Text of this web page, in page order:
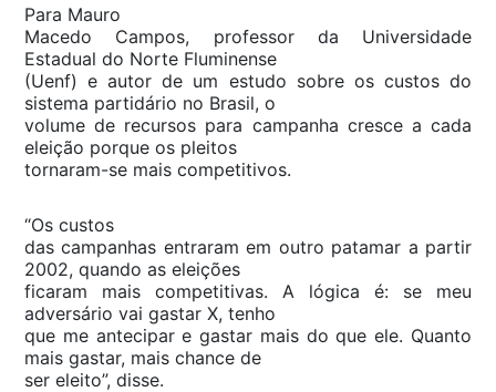
Para Mauro
Macedo Campos, professor da Universidade
Estadual do Norte Fluminense
(Uenf) e autor de um estudo sobre os custos do
sistema partidário no Brasil, o
volume de recursos para campanha cresce a cada
eleição porque os pleitos
tornaram-se mais competitivos.
“Os custos
das campanhas entraram em outro patamar a partir
2002, quando as eleições
ficaram mais competitivas. A lógica é: se meu
adversário vai gastar X, tenho
que me antecipar e gastar mais do que ele. Quanto
mais gastar, mais chance de
ser eleito”, disse.